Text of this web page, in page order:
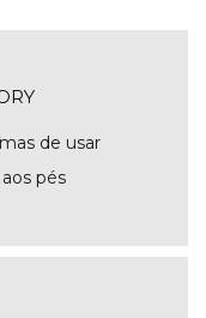
de usar
pés